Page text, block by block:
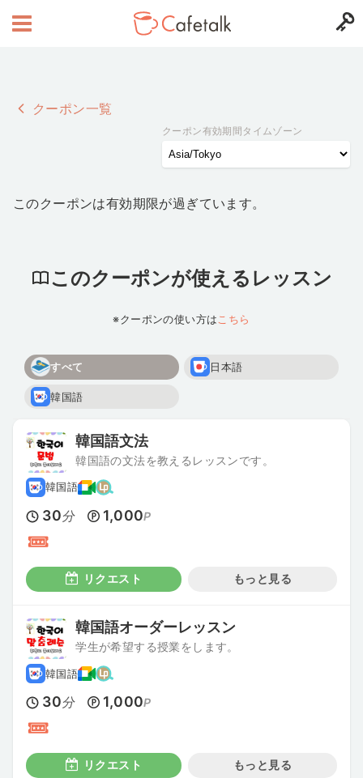
クーポン一覧
クーポン有効期間タイムゾーン
このクーポンは有効期限が過ぎています。
このクーポンが使えるレッスン
※クーポンの使い方はこちら
すべて 日本語
韓国語
韓国語文法
韓国語の文法を教えるレッスンです。
韓国語
30分 1,000P
リクエスト もっと見る
韓国語オーダーレッスン
学生が希望する授業をします。
韓国語
30分 1,000P
リクエスト もっと見る